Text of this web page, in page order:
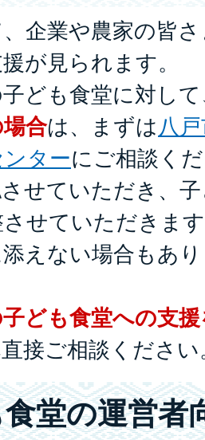
企業や農家の皆
が見られます。
ども食堂に対し
合は、まずは八
ターにご相談く
せていただき、
せていただきま
えない場合もあ
ども食堂への支
接ご相談ください
堂の運営者